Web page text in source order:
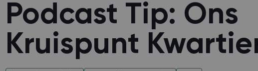
Podcast Tip: Ons
Kruispunt